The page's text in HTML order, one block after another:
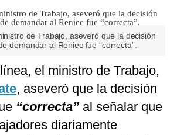
de Trabajo, aseveró que la decisión
demandar al Reniec fue “correcta”.
el ministro de Trabajo,
, aseveró que la decisión
“correcta” al señalar que
diariamente